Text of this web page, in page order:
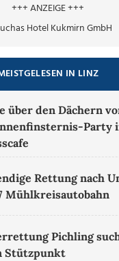
+++ ANZEIGE +++
IN LINZ
über den Dächern
Party
Rettung nach
Mühlkreisautobahn
Pichling
Stützpunkt